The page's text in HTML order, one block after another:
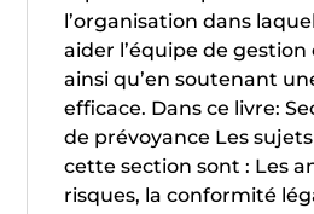
l’organisation dans
aider l’équipe de
ainsi qu’en soutenant
efficace. Dans ce livre:
de prévoyance Les
cette section sont : Les
risques, la conformité